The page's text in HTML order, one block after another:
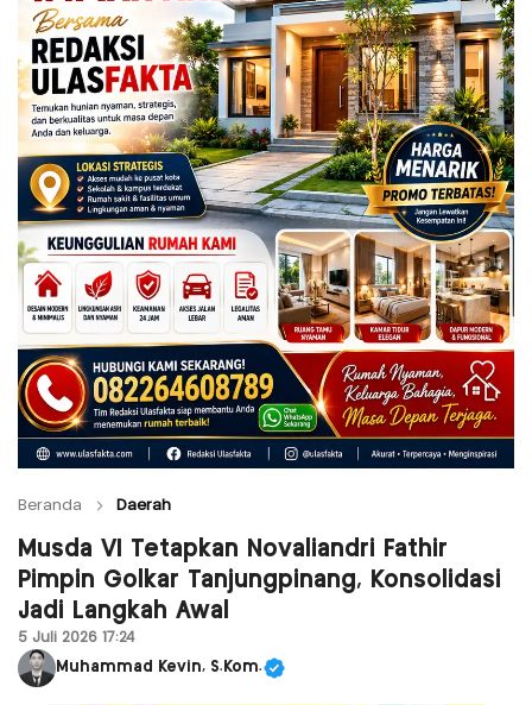
Beranda Daerah
Musda VI Tetapkan Novaliandri Fathir
Pimpin Golkar Tanjungpinang, Konsolidasi
Jadi Langkah Awal
5 Juli 2026 17:24
Muhammad Kevin, S.Kom.